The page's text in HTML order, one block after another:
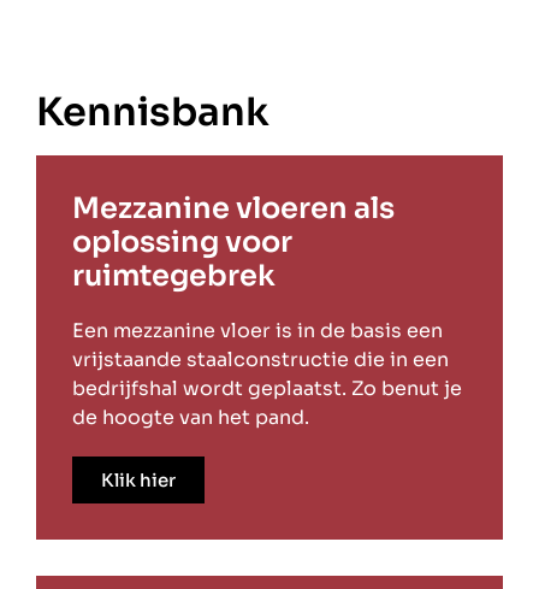
Kennisbank
Mezzanine vloeren als
oplossing voor
ruimtegebrek
Een mezzanine vloer is in de basis een
vrijstaande staalconstructie die in een
bedrijfshal wordt geplaatst. Zo benut je
de hoogte van het pand.
Klik hier